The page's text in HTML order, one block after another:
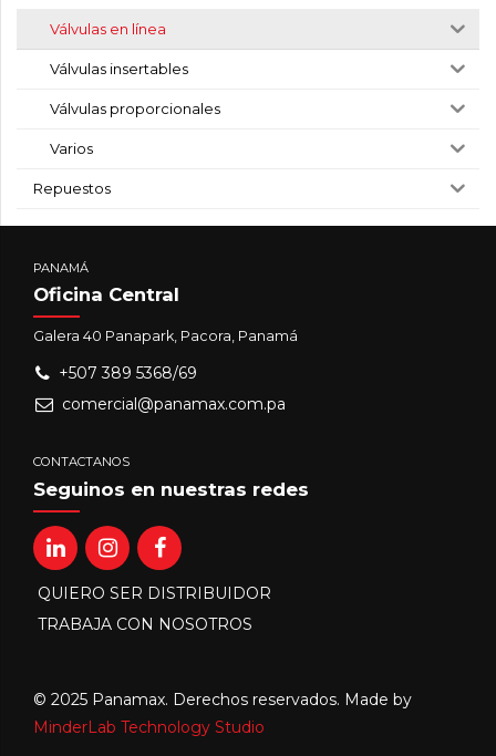
Válvulas en línea
Válvulas insertables
Válvulas proporcionales
Varios
Repuestos
PANAMÁ
Oficina Central
Galera 40 Panapark, Pacora, Panamá
+507 389 5368/69
comercial@panamax.com.pa
CONTACTANOS
Seguinos en nuestras redes
QUIERO SER DISTRIBUIDOR
TRABAJA CON NOSOTROS
© 2025 Panamax. Derechos reservados. Made by
MinderLab Technology Studio